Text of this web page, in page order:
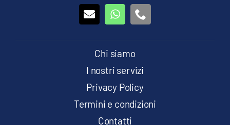
Chi siamo
I nostri servizi
Privacy Policy
Termini e condizioni
Contatti